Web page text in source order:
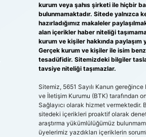
kurum veya şahıs şirketi ile hiçbir
bulunmamaktadır. Sitede yalnızca
hazırladığımız makaleler
alan içerikler haber niteliği
kurum ve kişiler hakkında paylaşım
Gerçek kurum ve kişiler ile isim
tesadüfidir. Sitemizdeki bilgiler
tavsiye niteliği taşımazlar.
Sitemiz, 5651 Sayılı Kanun
ve İletişim Kurumu (BTK) tarafından
Sağlayıcı olarak hizmet vermektedir.
sitedeki içerikleri proaktif olarak
araştırma yükümlülüğümüz
üyelerimiz yazdıkları içeriklerin